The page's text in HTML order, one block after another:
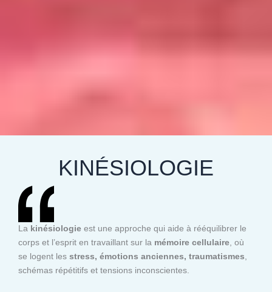
KINÉSIOLOGIE
La kinésiologie est une approche qui aide à rééquilibrer le
corps et l’esprit en travaillant sur la mémoire cellulaire, où
se logent les stress, émotions anciennes, traumatismes,
schémas répétitifs et tensions inconscientes.